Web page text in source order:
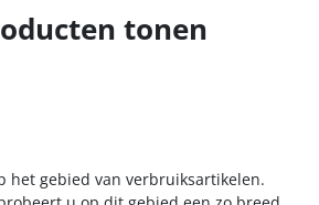
tonen
het gebied van verbruiksartikelen.